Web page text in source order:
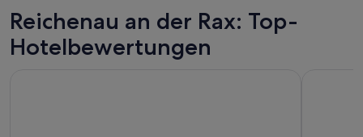
Reichenau an der Rax: Top-
Hotelbewertungen